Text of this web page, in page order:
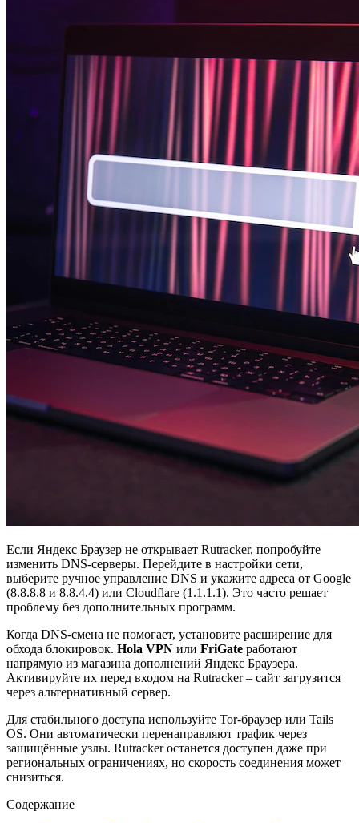
Если Яндекс Браузер не открывает Rutracker, попробуйте
изменить DNS-серверы. Перейдите в настройки сети,
выберите ручное управление DNS и укажите адреса от Google
(8.8.8.8 и 8.8.4.4) или Cloudflare (1.1.1.1). Это часто решает
проблему без дополнительных программ.
Когда DNS-смена не помогает, установите расширение для
обхода блокировок. Hola VPN или FriGate работают
напрямую из магазина дополнений Яндекс Браузера.
Активируйте их перед входом на Rutracker – сайт загрузится
через альтернативный сервер.
Для стабильного доступа используйте Tor-браузер или Tails
OS. Они автоматически перенаправляют трафик через
защищённые узлы. Rutracker останется доступен даже при
региональных ограничениях, но скорость соединения может
снизиться.
Содержание